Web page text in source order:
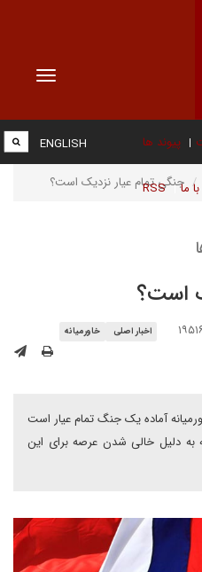
Toggle
پیوند ها
ما RSS
ENGLISH
جنگی تمام عیار نزدیک است؟
است؟
اخبار اصلی خاورمیانه
آماده یک جنگ تمام عیار است
به دلیل خالی شدن عرصه برای این